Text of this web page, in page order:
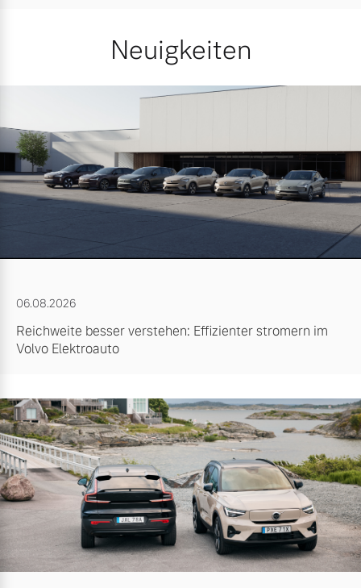
Neuigkeiten
06.08.2026
Reichweite besser verstehen: Effizienter stromern im
Volvo Elektroauto